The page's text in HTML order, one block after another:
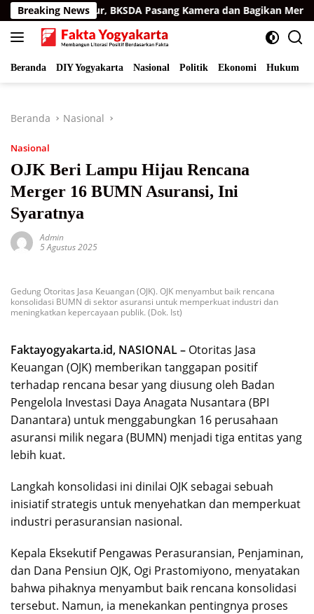
Langsung
ke
konten
Breaking News
Aceh Timur, BKSDA Pasang Kamera dan Bagikan Mercon
Beranda DIY Yogyakarta Nasional Politik Ekonomi Hukum
Beranda Nasional
Nasional
OJK Beri Lampu Hijau Rencana
Merger 16 BUMN Asuransi, Ini
Syaratnya
Admin
5 Agustus 2025
Gedung Otoritas Jasa Keuangan (OJK). OJK menyambut baik rencana
konsolidasi BUMN di sektor asuransi untuk memperkuat industri dan
meningkatkan kepercayaan publik. (Dok. Ist)
Faktayogyakarta.id, NASIONAL – Otoritas Jasa
Keuangan (OJK) memberikan tanggapan positif
terhadap rencana besar yang diusung oleh Badan
Pengelola Investasi Daya Anagata Nusantara (BPI
Danantara) untuk menggabungkan 16 perusahaan
asuransi milik negara (BUMN) menjadi tiga entitas yang
lebih kuat.
Langkah konsolidasi ini dinilai OJK sebagai sebuah
inisiatif strategis untuk menyehatkan dan memperkuat
industri perasuransian nasional.
Kepala Eksekutif Pengawas Perasuransian, Penjaminan,
dan Dana Pensiun OJK, Ogi Prastomiyono, menyatakan
bahwa pihaknya menyambut baik rencana konsolidasi
tersebut. Namun, ia menekankan pentingnya proses